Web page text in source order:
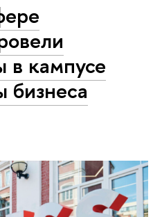
в кампусе